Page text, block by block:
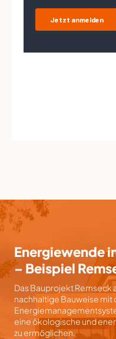
Energiewende
– Beispiel
Das Bauprojekt
nachhaltige Bauweise mit
eine ökologische und
zu ermöglichen.